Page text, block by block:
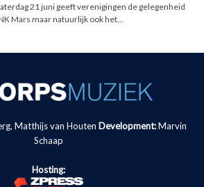
21 juni geeft verenigingen de gelegenheid
Mars maar natuurlijk ook het...
Matthijs van Houten Development: Marvin
Schaap
Hosting: